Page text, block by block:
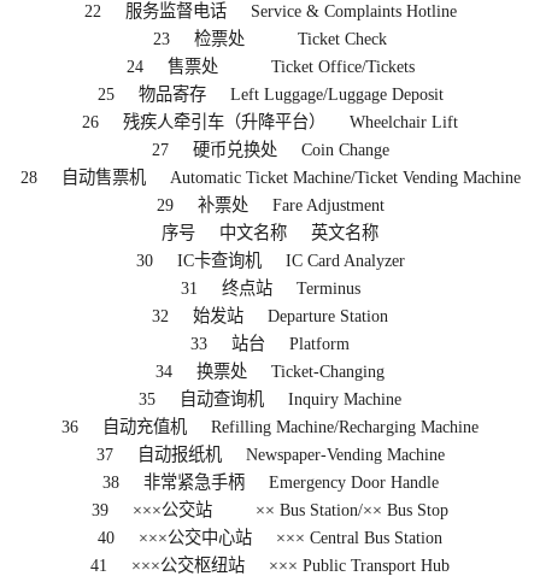
22 服务监督电话 Service & Complaints Hotline
23 检票处 Ticket Check
24 售票处 Ticket Office/Tickets
25 物品寄存 Left Luggage/Luggage Deposit
26 残疾人牵引车（升降平台） Wheelchair Lift
27 硬币兑换处 Coin Change
28 自动售票机 Automatic Ticket Machine/Ticket Vending Machine
29 补票处 Fare Adjustment
序号 中文名称 英文名称
30 IC卡查询机 IC Card Analyzer
31 终点站 Terminus
32 始发站 Departure Station
33 站台 Platform
34 换票处 Ticket-Changing
35 自动查询机 Inquiry Machine
36 自动充值机 Refilling Machine/Recharging Machine
37 自动报纸机 Newspaper-Vending Machine
38 非常紧急手柄 Emergency Door Handle
39 ×××公交站 ×× Bus Station/×× Bus Stop
40 ×××公交中心站 ××× Central Bus Station
41 ×××公交枢纽站 ××× Public Transport Hub